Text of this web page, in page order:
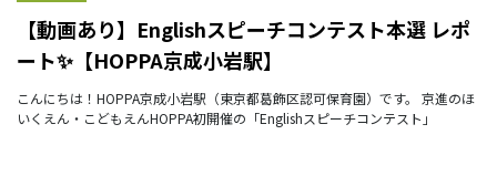
【動画あり】Englishスピーチコンテスト本選 レポ
ート✨【HOPPA京成小岩駅】
こんにちは！HOPPA京成小岩駅（東京都葛飾区認可保育園）です。 京進のほ
いくえん・こどもえんHOPPA初開催の「Englishスピーチコンテスト」